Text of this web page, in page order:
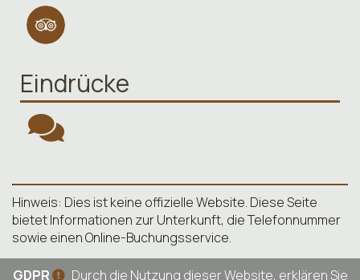
Eindrücke
Hinweis: Dies ist keine offizielle Website. Diese Seite
bietet Informationen zur Unterkunft, die Telefonnummer
sowie einen Online-Buchungsservice.
GDPR Durch die Nutzung dieser Website, erklären Sie